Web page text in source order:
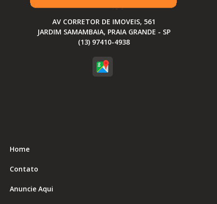
AV CORRETOR DE IMOVEIS, 561
JARDIM SAMAMBAIA, PRAIA GRANDE - SP
(13) 97410-4938
Home
Contato
Anuncie Aqui